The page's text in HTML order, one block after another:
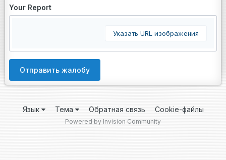
Your Report
Указать URL изображения
Отправить жалобу
Язык Тема Обратная связь Cookie-файлы
Powered by Invision Community